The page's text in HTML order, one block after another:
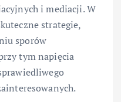
i mediacji. W
strategie,
sporów
tym napięcia